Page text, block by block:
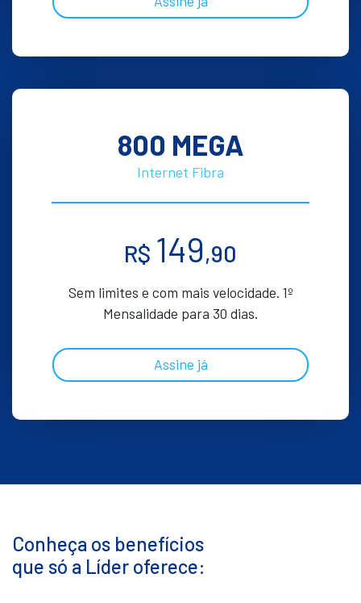
800 MEGA
Internet Fibra
R$ 149,90
Sem limites e com mais velocidade. 1º
Mensalidade para 30 dias.
Assine já
Conheça os benefícios
que só a Líder oferece: